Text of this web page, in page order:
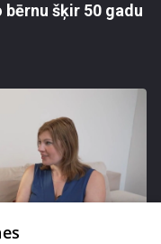
šķir 50 gadu